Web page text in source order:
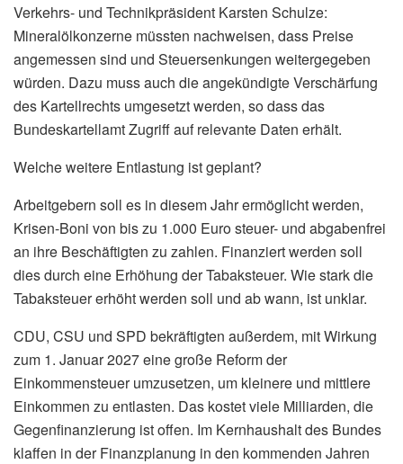
Verkehrs- und Technikpräsident Karsten Schulze:
Mineralölkonzerne müssten nachweisen, dass Preise
angemessen sind und Steuersenkungen weitergegeben
würden. Dazu muss auch die angekündigte Verschärfung
des Kartellrechts umgesetzt werden, so dass das
Bundeskartellamt Zugriff auf relevante Daten erhält.
Welche weitere Entlastung ist geplant?
Arbeitgebern soll es in diesem Jahr ermöglicht werden,
Krisen-Boni von bis zu 1.000 Euro steuer- und abgabenfrei
an ihre Beschäftigten zu zahlen. Finanziert werden soll
dies durch eine Erhöhung der Tabaksteuer. Wie stark die
Tabaksteuer erhöht werden soll und ab wann, ist unklar.
CDU, CSU und SPD bekräftigten außerdem, mit Wirkung
zum 1. Januar 2027 eine große Reform der
Einkommensteuer umzusetzen, um kleinere und mittlere
Einkommen zu entlasten. Das kostet viele Milliarden, die
Gegenfinanzierung ist offen. Im Kernhaushalt des Bundes
klaffen in der Finanzplanung in den kommenden Jahren